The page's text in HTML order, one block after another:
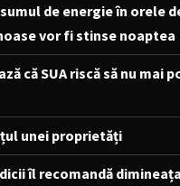
de energie în orele
vor fi stinse noaptea
că SUA riscă să nu mai
unei proprietăți
îl recomandă